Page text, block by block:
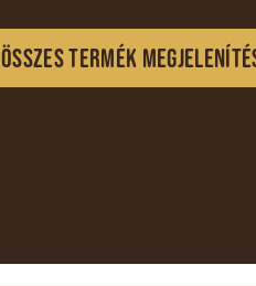
Összes termék